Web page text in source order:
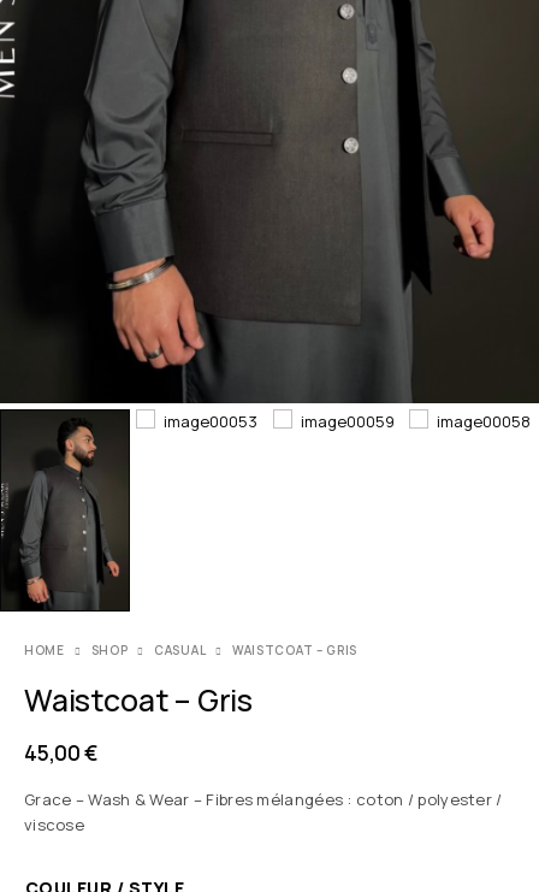
HOME SHOP CASUAL WAISTCOAT – GRIS
Waistcoat – Gris
45,00€
Grace – Wash & Wear – Fibres mélangées : coton / polyester /
viscose